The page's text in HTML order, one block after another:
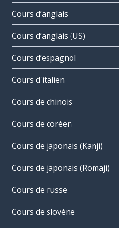
Cours d’anglais
Cours d’anglais (US)
Cours d’espagnol
Cours d'italien
Cours de chinois
Cours de coréen
Cours de japonais (Kanji)
Cours de japonais (Romaji)
Cours de russe
Cours de slovène